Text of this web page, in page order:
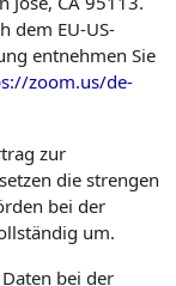
dem EU-US-
entnehmen Sie
zoom.us/de-
zur
die strengen
bei der
um.
bei der